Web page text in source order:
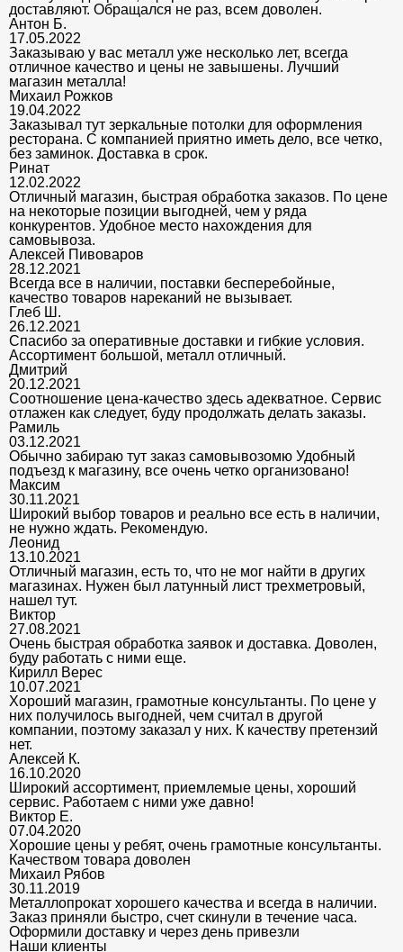
доставляют. Обращался не раз, всем доволен.
Антон Б.
17.05.2022
Заказываю у вас металл уже несколько лет, всегда
отличное качество и цены не завышены. Лучший
магазин металла!
Михаил Рожков
19.04.2022
Заказывал тут зеркальные потолки для оформления
ресторана. С компанией приятно иметь дело, все четко,
без заминок. Доставка в срок.
Ринат
12.02.2022
Отличный магазин, быстрая обработка заказов. По цене
на некоторые позиции выгодней, чем у ряда
конкурентов. Удобное место нахождения для
самовывоза.
Алексей Пивоваров
28.12.2021
Всегда все в наличии, поставки бесперебойные,
качество товаров нареканий не вызывает.
Глеб Ш.
26.12.2021
Спасибо за оперативные доставки и гибкие условия.
Ассортимент большой, металл отличный.
Дмитрий
20.12.2021
Соотношение цена-качество здесь адекватное. Сервис
отлажен как следует, буду продолжать делать заказы.
Рамиль
03.12.2021
Обычно забираю тут заказ самовывозомю Удобный
подъезд к магазину, все очень четко организовано!
Максим
30.11.2021
Широкий выбор товаров и реально все есть в наличии,
не нужно ждать. Рекомендую.
Леонид
13.10.2021
Отличный магазин, есть то, что не мог найти в других
магазинах. Нужен был латунный лист трехметровый,
нашел тут.
Виктор
27.08.2021
Очень быстрая обработка заявок и доставка. Доволен,
буду работать с ними еще.
Кирилл Верес
10.07.2021
Хороший магазин, грамотные консультанты. По цене у
них получилось выгодней, чем считал в другой
компании, поэтому заказал у них. К качеству претензий
нет.
Алексей К.
16.10.2020
Широкий ассортимент, приемлемые цены, хороший
сервис. Работаем с ними уже давно!
Виктор Е.
07.04.2020
Хорошие цены у ребят, очень грамотные консультанты.
Качеством товара доволен
Михаил Рябов
30.11.2019
Металлопрокат хорошего качества и всегда в наличии.
Заказ приняли быстро, счет скинули в течение часа.
Оформили доставку и через день привезли
Наши клиенты